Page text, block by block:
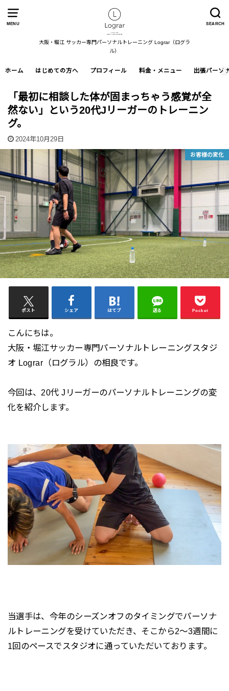
MENU SEARCH
大阪・堀江 サッカー専門パーソナルトレーニング Lograr（ログラ
ル）
ホーム はじめての方へ プロフィール 料金・メニュー 出張パーソ
「最初に相談した体が固まっちゃう感覚が全
然ない」という20代Jリーガーのトレーニン
グ。
2024年10月29日
お客様の変化
ポスト シェア はてブ 送る Pocket
こんにちは。
大阪・堀江サッカー専門パーソナルトレーニングスタジ
オ Lograr（ログラル）の相良です。
今回は、20代 Jリーガーのパーソナルトレーニングの変
化を紹介します。
当選手は、今年のシーズンオフのタイミングでパーソナ
ルトレーニングを受けていただき、そこから2〜3週間に
1回のペースでスタジオに通っていただいております。